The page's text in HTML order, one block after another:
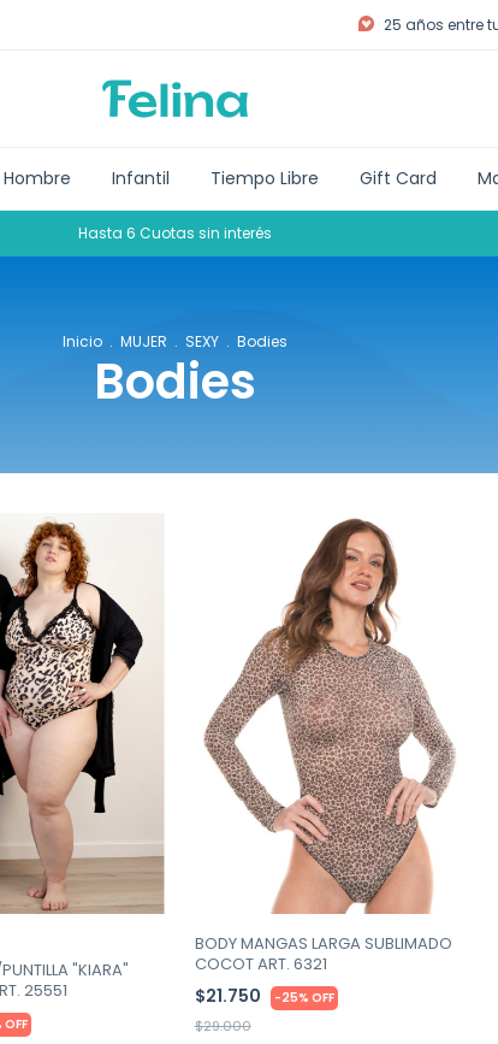
25 años entre
Hombre Infantil Tiempo Libre Gift Card
Hasta 6 Cuotas sin interés
Inicio . MUJER . SEXY . Bodies
Bodies
"KIARA"
25551
OFF
BODY MANGAS LARGA SUBLIMADO
COCOT ART. 6321
$21.750 -25% OFF
$29.000